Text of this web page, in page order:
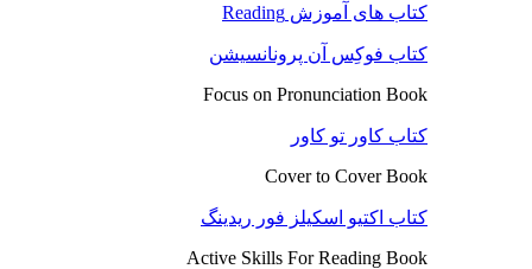
کتاب های آموزش Reading
کتاب فوکِس آن پرونانسیشن
Focus on Pronunciation Book
کتاب کاور تو کاور
Cover to Cover Book
کتاب اکتیو اسکیلز فور ریدینگ
Active Skills For Reading Book